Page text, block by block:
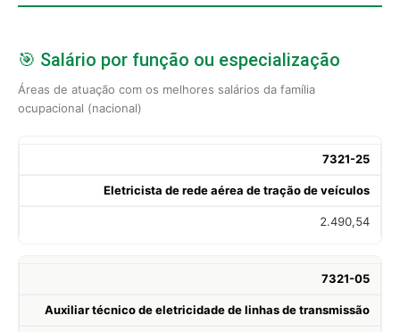
🎯 Salário por função ou especialização
Áreas de atuação com os melhores salários da família
ocupacional (nacional)
7321-25
Eletricista de rede aérea de tração de veículos
2.490,54
7321-05
Auxiliar técnico de eletricidade de linhas de transmissão